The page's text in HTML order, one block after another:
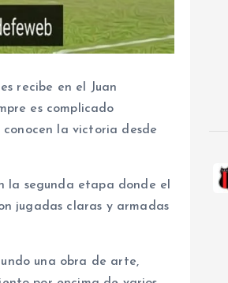
recibe en el Juan
es complicado
la victoria desde
segunda etapa donde el
jugadas claras y armadas
una obra de arte,